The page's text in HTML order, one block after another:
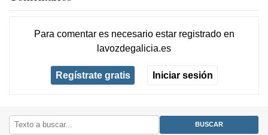
Para comentar es necesario estar registradoen
lavozdegalicia.es
Regístrate gratis Iniciar sesión